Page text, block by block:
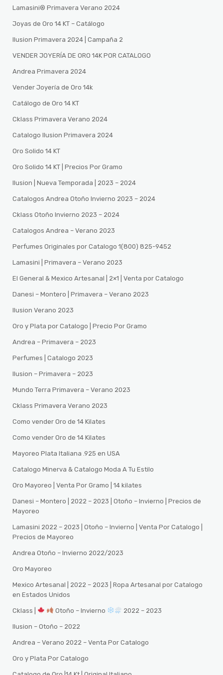
Lamasini®️ Primavera Verano 2024
Joyas de Oro 14 KT – Catálogo
Ilusion Primavera 2024 | Campaña 2
VENDER JOYERÍA DE ORO 14K POR CATALOGO
Andrea Primavera 2024
Vender Joyería de Oro 14k
Catálogo de Oro 14 KT
Cklass Primavera Verano 2024
Catalogo Ilusion Primavera 2024
Oro Solido 14 KT
Oro Solido 14 KT | Precios Por Gramo
Ilusion | Nueva Temporada | 2023 – 2024
Catalogos Andrea Otoño Invierno 2023 – 2024
Cklass Otoño Invierno 2023 – 2024
Catalogos Andrea – Verano 2023
Perfumes Originales por Catalogo 1(800) 825-9452
Lamasini | Primavera – Verano 2023
El General & Mexico Artesanal | 2×1 | Venta por Catalogo
Danesi – Montero | Primavera – Verano 2023
Ilusion Verano 2023
Oro y Plata por Catalogo | Precio Por Gramo
Andrea – Primavera – 2023
Perfumes | Catalogo 2023
Ilusion – Primavera – 2023
Mundo Terra Primavera – Verano 2023
Cklass Primavera Verano 2023
Como vender Oro de 14 Kilates
Como vender Oro de 14 Kilates
Mayoreo Plata Italiana .925 en USA
Catalogo Minerva & Catalogo Moda A Tu Estilo
Oro Mayoreo | Venta Por Gramo | 14 kilates
Danesi – Montero | 2022 – 2023 | Otoño – Invierno | Precios de
Mayoreo
Lamasini 2022 – 2023 | Otoño – Invierno | Venta Por Catalogo |
Precios de Mayoreo
Andrea Otoño – Invierno 2022/2023
Oro Mayoreo
Mexico Artesanal | 2022 – 2023 | Ropa Artesanal por Catalogo
en Estados Unidos
Cklass | Otoño – Invierno 2022 – 2023
Ilusion – Otoño – 2022
Andrea – Verano 2022 – Venta Por Catalogo
Oro y Plata Por Catalogo